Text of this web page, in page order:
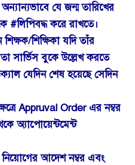
যে জন্ম তারিখের
#লিপিবদ্ধ করে রাখতে।
শিক্ষিকা যদি তাঁর
সার্ভিস বুকে উল্লেখ করতে
যেদিন শেষ হয়েছে সেদিন
Appruval Order এর নম্বর
অ্যাপোয়েন্টমেন্ট
নিয়োগের আদেশ নম্বর এবং